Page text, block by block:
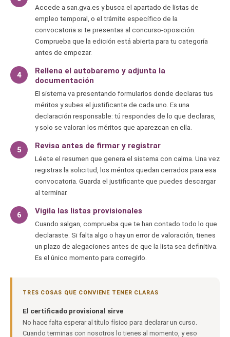
Accede a san.gva.es y busca el apartado de listas de
empleo temporal, o el trámite específico de la
convocatoria si te presentas al concurso-oposición.
Comprueba que la edición está abierta para tu categoría
antes de empezar.
4
Rellena el autobaremo y adjunta la
documentación
El sistema va presentando formularios donde declaras tus
méritos y subes el justificante de cada uno. Es una
declaración responsable: tú respondes de lo que declaras,
y solo se valoran los méritos que aparezcan en ella.
5 Revisa antes de firmar y registrar
Léete el resumen que genera el sistema con calma. Una vez
registras la solicitud, los méritos quedan cerrados para esa
convocatoria. Guarda el justificante que puedes descargar
al terminar.
6 Vigila las listas provisionales
Cuando salgan, comprueba que te han contado todo lo que
declaraste. Si falta algo o hay un error de valoración, tienes
un plazo de alegaciones antes de que la lista sea definitiva.
Es el único momento para corregirlo.
TRES COSAS QUE CONVIENE TENER CLARAS
El certificado provisional sirve
No hace falta esperar al título físico para declarar un curso.
Cuando terminas con nosotros lo tienes al momento, y eso